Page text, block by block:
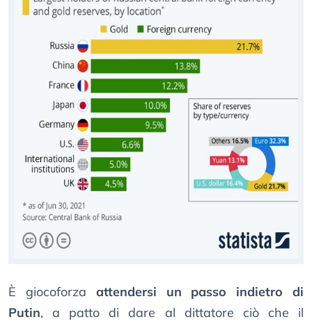
È giocoforza attendersi un passo indietro di
Putin, a patto di dare al dittatore ciò che il